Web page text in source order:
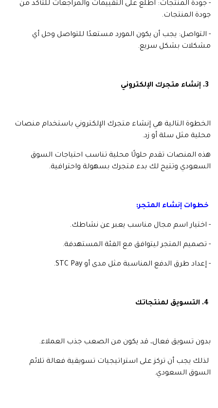
- جودة المنتجات: اطلع على التقييمات والمراجعات للتأكد من
جودة المنتجات.
- التواصل: يجب أن يكون المورد مستعدًا للتواصل وحل أي
مشكلات بشكل سريع.
الخطوة التالية هي إنشاء متجرك الإلكتروني باستخدام منصات
محلية مثل سلة أو زد.
هذه المنصات تقدم حلولًا محلية تناسب احتياجات السوق
السعودي وتتيح لك بدء متجرك بسهولة واحترافية.
خطوات إنشاء المتجر:
- اختيار اسم مجال مناسب يعبر عن نشاطك.
- تصميم المتجر ليتوافق مع الفئة المستهدفة.
- إعداد طرق الدفع المناسبة مثل مدى أو STC Pay.
بدون تسويق فعال، قد يكون من الصعب جذب العملاء.
لذلك يجب أن تركز على استراتيجيات تسويقية فعالة تلائم
السوق السعودي.